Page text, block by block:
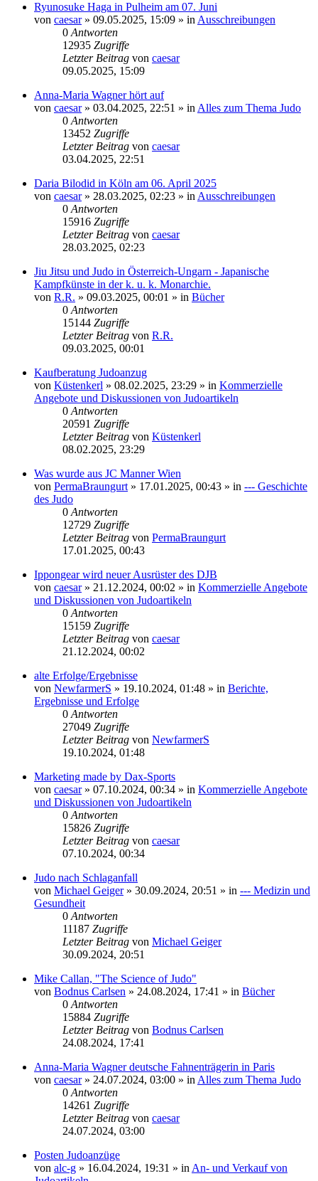
Ryunosuke Haga in Pulheim am 07. Juni
von caesar» 09.05.2025, 15:09 » in Ausschreibungen
0 Antworten
12935 Zugriffe
Letzter Beitrag von caesar
09.05.2025, 15:09
Anna-Maria Wagner hört auf
von caesar» 03.04.2025, 22:51 » in Alles zum Thema Judo
0 Antworten
13452 Zugriffe
Letzter Beitrag von caesar
03.04.2025, 22:51
Daria Bilodid in Köln am 06. April 2025
von caesar» 28.03.2025, 02:23 » in Ausschreibungen
0 Antworten
15916 Zugriffe
Letzter Beitrag von caesar
28.03.2025, 02:23
Jiu Jitsu und Judo in Österreich-Ungarn - Japanische
Kampfkünste in der k. u. k. Monarchie.
von R.R. » 09.03.2025, 00:01 » in Bücher
0 Antworten
15144 Zugriffe
Letzter Beitrag von R.R.
09.03.2025, 00:01
Kaufberatung Judoanzug
von Küstenkerl » 08.02.2025, 23:29 » in Kommerzielle
Angebote und Diskussionen von Judoartikeln
0 Antworten
20591 Zugriffe
Letzter Beitrag von Küstenkerl
08.02.2025, 23:29
Was wurde aus JC Manner Wien
von PermaBraungurt » 17.01.2025, 00:43 » in --- Geschichte
des Judo
0 Antworten
12729 Zugriffe
Letzter Beitrag von PermaBraungurt
17.01.2025, 00:43
Ippongear wird neuer Ausrüster des DJB
von caesar» 21.12.2024, 00:02 » in Kommerzielle Angebote
und Diskussionen von Judoartikeln
0 Antworten
15159 Zugriffe
Letzter Beitrag von caesar
21.12.2024, 00:02
alte Erfolge/Ergebnisse
von NewfarmerS » 19.10.2024, 01:48 » in Berichte,
Ergebnisse und Erfolge
0 Antworten
27049 Zugriffe
Letzter Beitrag von NewfarmerS
19.10.2024, 01:48
Marketing made by Dax-Sports
von caesar» 07.10.2024, 00:34 » in Kommerzielle Angebote
und Diskussionen von Judoartikeln
0 Antworten
15826 Zugriffe
Letzter Beitrag von caesar
07.10.2024, 00:34
Judo nach Schlaganfall
von Michael Geiger» 30.09.2024, 20:51 » in --- Medizin und
Gesundheit
0 Antworten
11187 Zugriffe
Letzter Beitrag von Michael Geiger
30.09.2024, 20:51
Mike Callan, "The Science of Judo"
von Bodnus Carlsen » 24.08.2024, 17:41 » in Bücher
0 Antworten
15884 Zugriffe
Letzter Beitrag von Bodnus Carlsen
24.08.2024, 17:41
Anna-Maria Wagner deutsche Fahnenträgerin in Paris
von caesar» 24.07.2024, 03:00 » in Alles zum Thema Judo
0 Antworten
14261 Zugriffe
Letzter Beitrag von caesar
24.07.2024, 03:00
Posten Judoanzüge
von alc-g » 16.04.2024, 19:31 » in An- und Verkauf von